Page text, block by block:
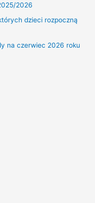
2026
dzieci rozpoczną
na czerwiec 2026 roku